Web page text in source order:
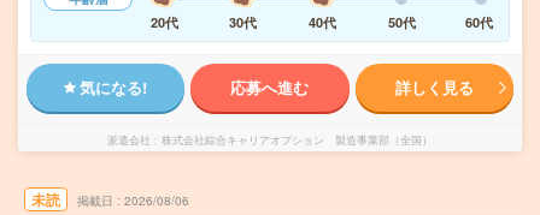
20代
30代 40代 50代 60代
気になる! 応募へ進む 詳しく見る
派遣会社 株式会社綜合キャリアオプション 製造事業部（全国）
未読 掲載日 2026/08/06